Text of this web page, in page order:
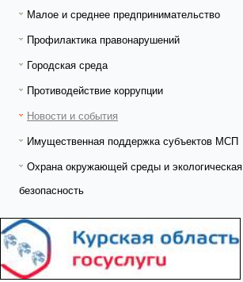
Малое и среднее предпринимательство
Профилактика правонарушений
Городская среда
Противодействие коррупции
Новости и события
Имущественная поддержка субъектов МСП
Охрана окружающей среды и экологическая
безопасность